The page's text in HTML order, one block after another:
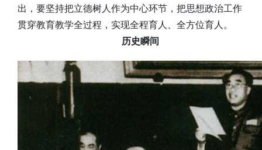
出，要坚持把立德树人作为中心环节，把思想政治工作
贯穿教育教学全过程，实现全程育人、全方位育人。
历史瞬间